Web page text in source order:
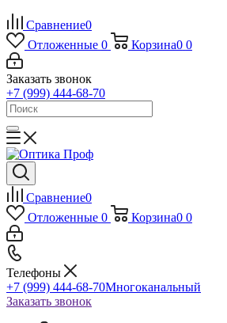
Сравнение0
Отложенные 0 Корзина0 0
Заказать звонок
+7 (999) 444-68-70
Сравнение0
Отложенные 0 Корзина0 0
Телефоны
+7 (999) 444-68-70Многоканальный
Заказать звонок